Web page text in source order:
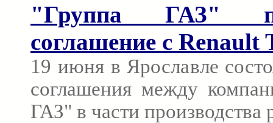
"Группа ГАЗ"
соглашение с Renault
19 июня в Ярославле
соглашения между
ГАЗ" в части производства